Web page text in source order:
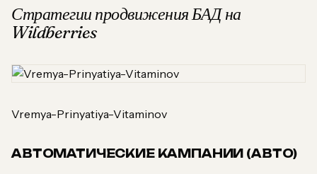
Стратегии продвижения БАД на
Wildberries
Vremya-Prinyatiya-Vitaminov
АВТОМАТИЧЕСКИЕ КАМПАНИИ (АВТО)